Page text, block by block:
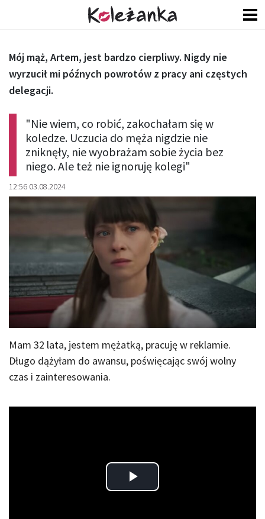
"Nie wiem, co robić, zakochałam się w
koledze. Uczucia do męża nigdzie nie
zniknęły, nie wyobrażam sobie życia bez
niego. Ale też nie ignoruję kolegi"
12:56 03.08.2024
Mój mąż, Artem, jest bardzo cierpliwy. Nigdy nie
wyrzucił mi późnych powrotów z pracy ani częstych
delegacji.
Mam 32 lata, jestem mężatką, pracuję w reklamie.
Długo dążyłam do awansu, poświęcając swój wolny
czas i zainteresowania.
Play